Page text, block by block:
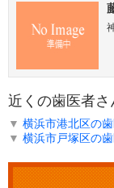
近くの歯医者
▼ 横浜市港北区の
▼ 横浜市戸塚区の